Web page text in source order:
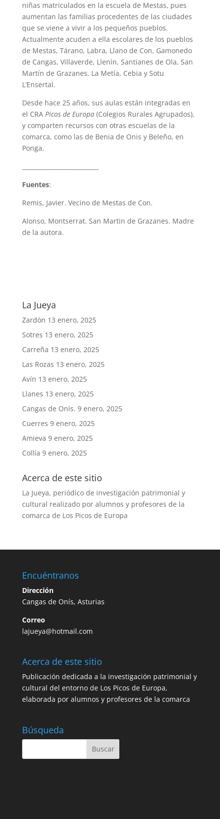
niñas matriculados en la escuela de Mestas, pues
aumentan las familias procedentes de las ciudades
que se viene a vivir a los pequeños pueblos.
Actualmente acuden a ella escolares de los pueblos
de Mestas, Tárano, Labra, Llano de Con, Gamonedo
de Cangas, Villaverde, Llenín, Santianes de Ola, San
Martín de Grazanes, La Metía, Cebia y Sotu
L’Ensertal.
Desde hace 25 años, sus aulas están integradas en
el CRA Picos de Europa(Colegios Rurales Agrupados),
y comparten recursos con otras escuelas de la
comarca, como las de Benia de Onis y Beleño, en
Ponga.
Fuentes:
Remis, Javier. Vecino de Mestas de Con.
Alonso, Montserrat. San Martin de Grazanes. Madre
de la autora.
La Jueya
Zardón 13 enero, 2025
Sotres 13 enero, 2025
Carreña 13 enero, 2025
Las Rozas 13 enero, 2025
Avín 13 enero, 2025
Llanes 13 enero, 2025
Cangas de Onís. 9 enero, 2025
Cuerres 9 enero, 2025
Amieva 9 enero, 2025
Collía 9 enero, 2025
Acerca de este sitio
La Jueya, periódico de investigación patrimonial y
cultural realizado por alumnos y profesores de la
comarca de Los Picos de Europa
Encuéntranos
Dirección
Cangas de Onís, Asturias
Correo
lajueya@hotmail.com
Acerca de este sitio
Publicación dedicada a la investigación patrimonial y
cultural del entorno de Los Picos de Europa,
elaborada por alumnos y profesores de la comarca
Búsqueda